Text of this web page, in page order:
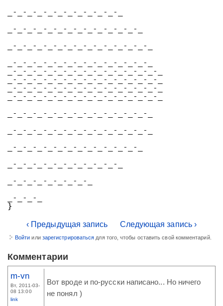
_-_-_-_-_-_-_-_-_-_-_-_
_-_-_-_-_-_-_-_-_-_-_-_-_-_
_-_-_-_-_-_-_-_-_-_-_-_-_-_-_
_-_-_-_-_-_-_-_-_-_-_-_-_-_-_
_-_-_-_-_-_-_-_-_-_-_-_-_-_-_-_
_-_-_-_-_-_-_-_-_-_-_-_-_-_-_-_
_-_-_-_-_-_-_-_-_-_-_-_-_-_-_-_
_-_-_-_-_-_-_-_-_-_-_-_-_-_-_-_
_-_-_-_-_-_-_-_-_-_-_-_-_-_-_
_-_-_-_-_-_-_-_-_-_-_-_-_-_-_
_-_-_-_-_-_-_-_-_-_-_-_-_-_
_-_-_-_-_-_-_-_-_-_-_-_
_-_-_-_-_-_-_-_-_
_-_-_-_
}
‹ Предыдущая запись Следующая запись ›
Войти или зарегистрироваться для того, чтобы оставить свой комментарий.
Комментарии
m-vn
Вт, 2011-03-
08 13:00
link
Вот вроде и по-русски написано... Но ничего
не понял )